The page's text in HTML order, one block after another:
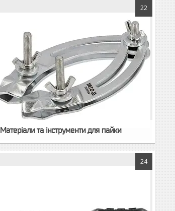
22
Матеріали та інструменти для пайки
24